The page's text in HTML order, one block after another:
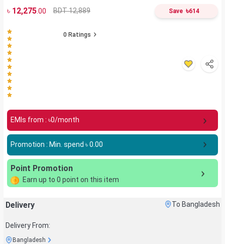
৳ 12,275.00 BDT 12,889 Save ৳614
0 Ratings
EMIs from : ৳0/month
Promotion : Min. spend ৳0.00
Point Promotion
Earn up to 0 point on this item
Delivery To Bangladesh
Delivery From:
Bangladesh